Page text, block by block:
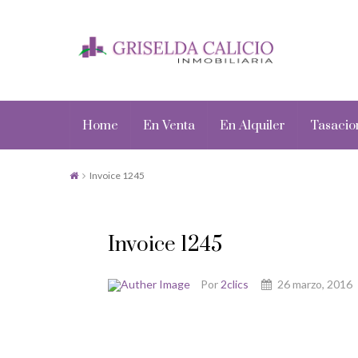
Home En Venta En Alquiler
Invoice 1245
Invoice 1245
Por 2clics 26 marzo, 2016